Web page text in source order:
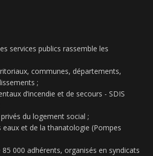
services publics rassemble les
communes, départements,
;
d’incendie et de secours - SDIS
du logement social ;
eaux et de la thanatologie (Pompes
85 000 adhérents, organisés en syndicats